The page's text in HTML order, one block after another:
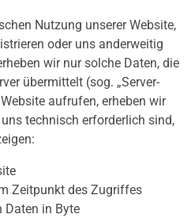
Nutzung unserer Website,
oder uns anderweitig
wir nur solche Daten, die
übermittelt (sog. „Server-
aufrufen, erheben wir
technisch erforderlich sind,
Zeitpunkt des Zugriffes
Daten in Byte